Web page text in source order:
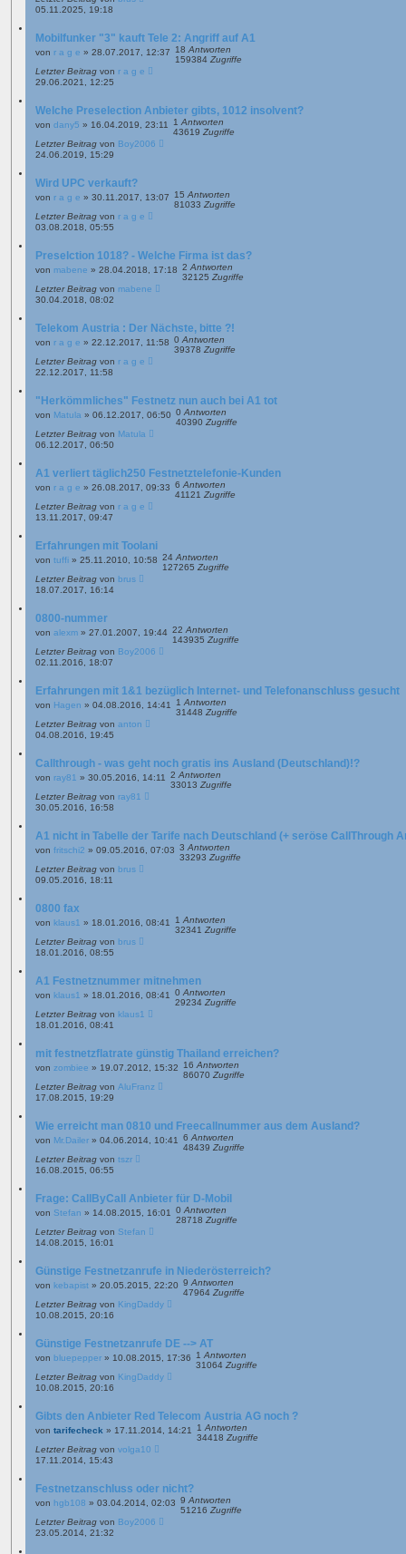
a
g
05.11.2025, 19:18
Mobilfunker "3" kauft Tele 2: Angriff auf A1
von r a g e » 28.07.2017, 12:37 18 Antworten
159384 Zugriffe
Letzter Beitrag von r a g e
29.06.2021, 12:25
Welche Preselection Anbieter gibts, 1012 insolvent?
von dany5 » 16.04.2019, 23:11 1 Antworten
43619 Zugriffe
Letzter Beitrag von Boy2006
24.06.2019, 15:29
Wird UPC verkauft?
von r a g e » 30.11.2017, 13:07 15 Antworten
81033 Zugriffe
Letzter Beitrag von r a g e
03.08.2018, 05:55
Preselction 1018? - Welche Firma ist das?
von mabene » 28.04.2018, 17:18 2 Antworten
32125 Zugriffe
Letzter Beitrag von mabene
30.04.2018, 08:02
Telekom Austria : Der Nächste, bitte ?!
von r a g e » 22.12.2017, 11:58 0 Antworten
39378 Zugriffe
Letzter Beitrag von r a g e
22.12.2017, 11:58
"Herkömmliches" Festnetz nun auch bei A1 tot
von Matula » 06.12.2017, 06:50 0 Antworten
40390 Zugriffe
Letzter Beitrag von Matula
06.12.2017, 06:50
A1 verliert täglich250 Festnetztelefonie-Kunden
von r a g e » 26.08.2017, 09:33 6 Antworten
41121 Zugriffe
Letzter Beitrag von r a g e
13.11.2017, 09:47
Erfahrungen mit Toolani
von tuffi » 25.11.2010, 10:58 24 Antworten
127265 Zugriffe
Letzter Beitrag von brus
18.07.2017, 16:14
0800-nummer
von alexm » 27.01.2007, 19:44 22 Antworten
143935 Zugriffe
Letzter Beitrag von Boy2006
02.11.2016, 18:07
Erfahrungen mit 1&1 bezüglich Internet- und Telefonanschluss gesucht
von Hagen » 04.08.2016, 14:41 1 Antworten
31448 Zugriffe
Letzter Beitrag von anton
04.08.2016, 19:45
Callthrough - was geht noch gratis ins Ausland (Deutschland)!?
von ray81 » 30.05.2016, 14:11 2 Antworten
33013 Zugriffe
Letzter Beitrag von ray81
30.05.2016, 16:58
A1 nicht in Tabelle der Tarife nach Deutschland (+ seröse CallThrough
von fritschi2 » 09.05.2016, 07:03 3 Antworten
33293 Zugriffe
Letzter Beitrag von brus
09.05.2016, 18:11
0800 fax
von klaus1 » 18.01.2016, 08:41 1 Antworten
32341 Zugriffe
Letzter Beitrag von brus
18.01.2016, 08:55
A1 Festnetznummer mitnehmen
von klaus1 » 18.01.2016, 08:41 0 Antworten
29234 Zugriffe
Letzter Beitrag von klaus1
18.01.2016, 08:41
mit festnetzflatrate günstig Thailand erreichen?
von zombiee » 19.07.2012, 15:32 16 Antworten
86070 Zugriffe
Letzter Beitrag von AluFranz
17.08.2015, 19:29
Wie erreicht man 0810 und Freecallnummer aus dem Ausland?
von Mr.Dailer » 04.06.2014, 10:41 6 Antworten
48439 Zugriffe
Letzter Beitrag von tszr
16.08.2015, 06:55
Frage: CallByCall Anbieter für D-Mobil
von Stefan » 14.08.2015, 16:01 0 Antworten
28718 Zugriffe
Letzter Beitrag von Stefan
14.08.2015, 16:01
Günstige Festnetzanrufe in Niederösterreich?
von kebapist » 20.05.2015, 22:20 9 Antworten
47964 Zugriffe
Letzter Beitrag von KingDaddy
10.08.2015, 20:16
Günstige Festnetzanrufe DE --> AT
von bluepepper » 10.08.2015, 17:36 1 Antworten
31064 Zugriffe
Letzter Beitrag von KingDaddy
10.08.2015, 20:16
Gibts den Anbieter Red Telecom Austria AG noch ?
von tarifecheck » 17.11.2014, 14:21 1 Antworten
34418 Zugriffe
Letzter Beitrag von volga10
17.11.2014, 15:43
Festnetzanschluss oder nicht?
von hgb108 » 03.04.2014, 02:03 9 Antworten
51216 Zugriffe
Letzter Beitrag von Boy2006
23.05.2014, 21:32